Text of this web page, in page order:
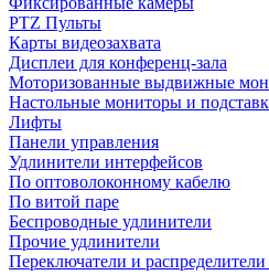
PTZ Пульты
Карты видеозахвата
Дисплеи для конференц-зала
Моторизованные выдвижные
Настольные мониторы и
Лифты
Панели управления
Удлинители интерфейсов
По оптоволоконному кабелю
По витой паре
Беспроводные удлинители
Прочие удлинители
Переключатели и